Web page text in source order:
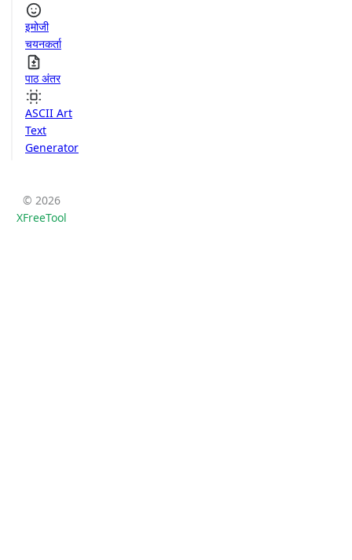
इमोजी
चयनकर्ता
पाठ अंतर
ASCII Art
Text
Generator
© 2026
XFreeTool